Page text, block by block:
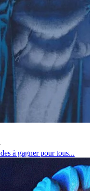
à gagner pour tous...